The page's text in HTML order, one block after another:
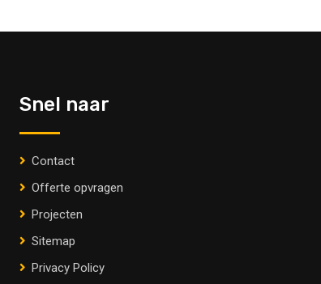
Snel naar
Contact
Offerte opvragen
Projecten
Sitemap
Privacy Policy